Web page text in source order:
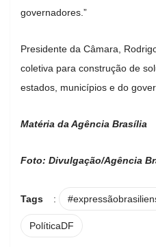
governadores.”
Presidente da Câmara,
coletiva para construção de
estados, municípios e do
Matéria da Agência Brasília
Foto: Divulgação/Agência
Tags :
PolíticaDF